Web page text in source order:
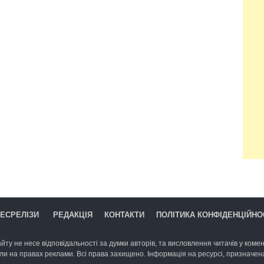
РЕДАКЦІЯ КОНТАКТИ ПОЛІТИКА
не несе відповідальності за думки авторів, та висловлення читачів у
на правах реклами. Всі права захищено. Інформація на ресурсі,